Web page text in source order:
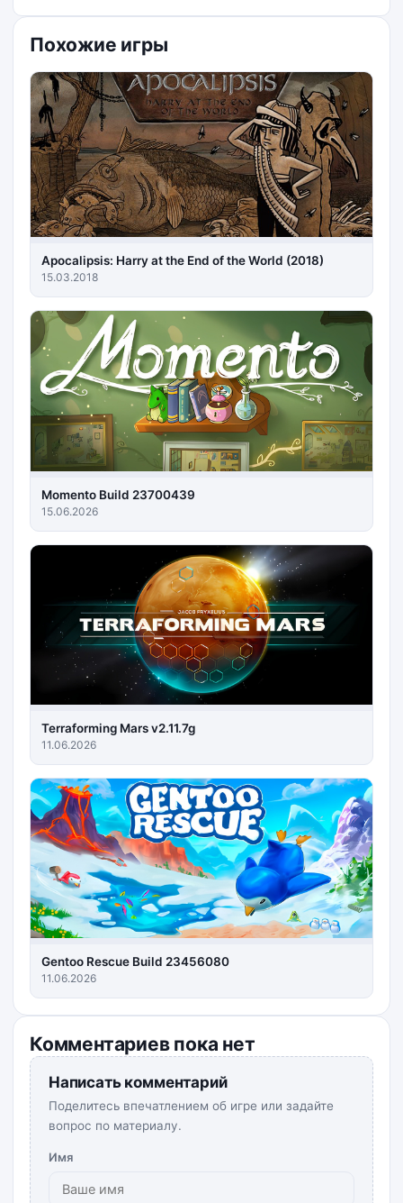
Похожие игры
Apocalipsis: Harry at the End of the World (2018)
15.03.2018
Momento Build 23700439
15.06.2026
Terraforming Mars v2.11.7g
11.06.2026
Gentoo Rescue Build 23456080
11.06.2026
Комментариев пока нет
Написать комментарий
Поделитесь впечатлением об игре или задайте
вопрос по материалу.
Имя